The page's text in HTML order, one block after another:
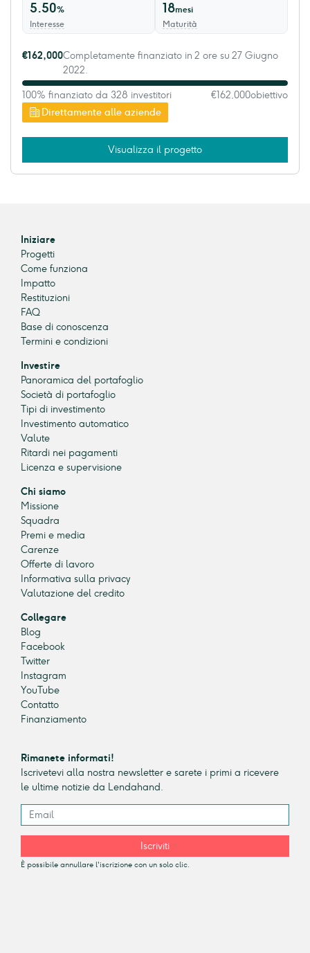
5.50%
Interesse
18mesi
Maturità
Direttamente alle aziende
€162,000Completamente finanziato in 2 ore su 27 Giugno
2022.
100% finanziato da 328 investitori €162,000obiettivo
Visualizza il progetto
Iniziare
Progetti
Come funziona
Impatto
Restituzioni
FAQ
Base di conoscenza
Termini e condizioni
Investire
Panoramica del portafoglio
Società di portafoglio
Tipi di investimento
Investimento automatico
Valute
Ritardi nei pagamenti
Licenza e supervisione
Chi siamo
Missione
Squadra
Premi e media
Carenze
Offerte di lavoro
Informativa sulla privacy
Valutazione del credito
Collegare
Blog
Facebook
Twitter
Instagram
YouTube
Contatto
Finanziamento
Rimanete informati!
Iscrivetevi alla nostra newsletter e sarete i primi a ricevere
le ultime notizie da Lendahand.
Iscriviti
È possibile annullare l'iscrizione con un solo clic.